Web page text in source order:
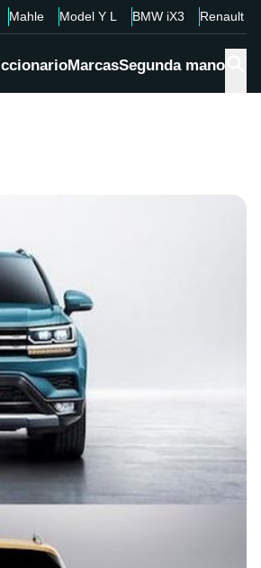
Mahle Model Y L BMW iX3 Renault
MarcasSegunda mano